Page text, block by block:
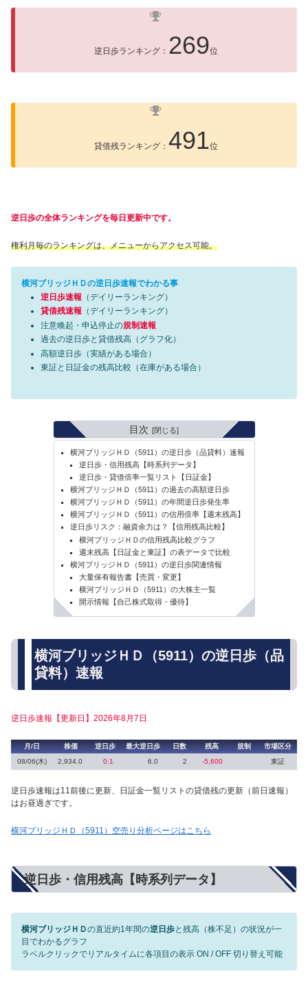
逆日歩ランキング： 269位
貸借残ランキング： 491位
逆日歩の全体ランキングを毎日更新中です。
権利月毎のランキングは、メニューからアクセス可能。
横河ブリッジＨＤの逆日歩速報でわかる事
逆日歩速報 （デイリーランキング）
貸借残速報 （デイリーランキング）
注意喚起・申込停止の規制速報
過去の逆日歩と貸借残高（グラフ化）
高額逆日歩（実績がある場合）
東証と日証金の残高比較（在庫がある場合）
目次
横河ブリッジＨＤ（5911）の逆日歩（品貸料）速報
逆日歩・信用残高【時系列データ】
逆日歩・貸借倍率一覧リスト【日証金】
横河ブリッジＨＤ（5911）の過去の高額逆日歩
横河ブリッジＨＤ（5911）の年間逆日歩発生率
横河ブリッジＨＤ（5911）の信用倍率【週末残高】
逆日歩リスク：融資余力は？【信用残高比較】
横河ブリッジＨＤの信用残高比較グラフ
週末残高【日証金と東証】の表データで比較
横河ブリッジＨＤ（5911）の逆日歩関連情報
大量保有報告書【売買・変更】
横河ブリッジＨＤ（5911）の大株主一覧
開示情報【自己株式取得・優待】
横河ブリッジＨＤ（5911）の逆日歩（品
貸料）速報
逆日歩速報【更新日】2026年8月7日
月/日 株価 逆日歩 最大逆日歩 日数 残高 規制
市場区分
08/06(木)
2,934.0 0.1 6.0 2 -5,600 東証
逆日歩速報は11前後に更新、日証金一覧リストの貸借残の更新（前日速報）
はお昼過ぎです。
横河ブリッジＨＤ（5911）空売り分析ページはこちら
逆日歩・信用残高【時系列データ】
横河ブリッジＨＤの直近約1年間の逆日歩と残高（株不足）の状況が一
目でわかるグラフ
ラベルクリックでリアルタイムに各項目の表示 ON / OFF 切り替え可能